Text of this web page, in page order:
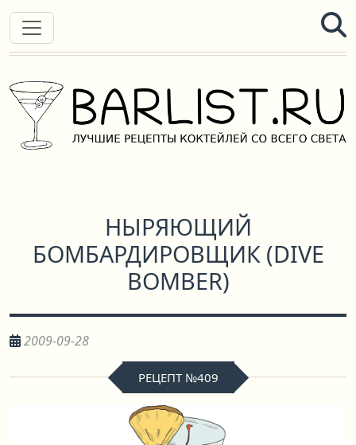
НЫРЯЮЩИЙ
БОМБАРДИРОВЩИК(DIVE
BOMBER)
2009-09-28
РЕЦЕПТ №409